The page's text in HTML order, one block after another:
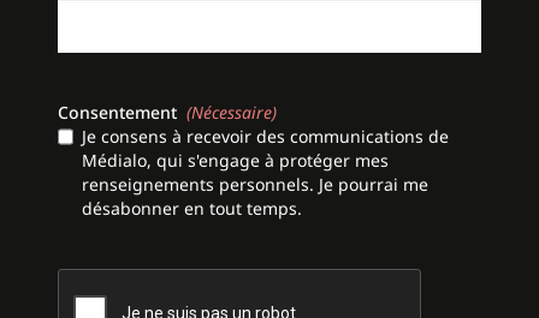
Consentement (Nécessaire)
Je consens à recevoir des communications de
Médialo, qui s'engage à protéger mes
renseignements personnels. Je pourrai me
désabonner en tout temps.
CAPTCHA